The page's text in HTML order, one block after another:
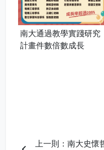
南大通過教學實踐研究
計畫件數倍數成長
上一則：南大史懷